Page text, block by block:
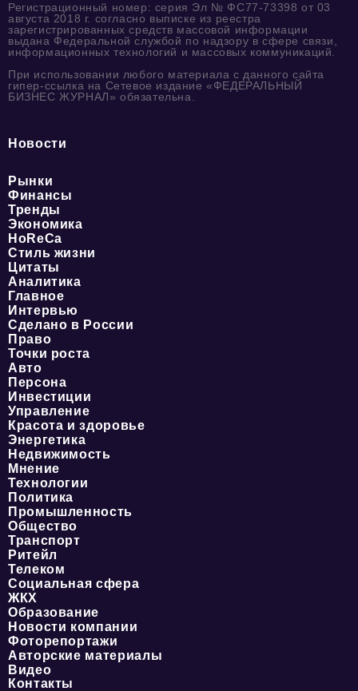
Регистрационный номер: серия Эл № ФС77-73398 от 03
августа 2018 г. согласно выписке из реестра
зарегистрированных средств массовой информации
выдана Федеральной службой по надзору в сфере связи,
информационных технологий и массовых коммуникаций.
При использовании любого материала с данного сайта
гипер-ссылка на Сетевое издание «ФЕДЕРАЛЬНЫЙ
БИЗНЕС ЖУРНАЛ» обязательна.
Новости
Рынки
Финансы
Тренды
Экономика
HoReCa
Стиль жизни
Цитаты
Аналитика
Главное
Интервью
Сделано в России
Право
Точки роста
Авто
Персона
Инвестиции
Управление
Красота и здоровье
Энергетика
Недвижимость
Мнение
Технологии
Политика
Промышленность
Общество
Транспорт
Ритейл
Телеком
Социальная сфера
ЖКХ
Образование
Новости компании
Фоторепортажи
Авторские материалы
Видео
Контакты